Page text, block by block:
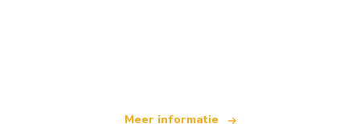
Meer informatie